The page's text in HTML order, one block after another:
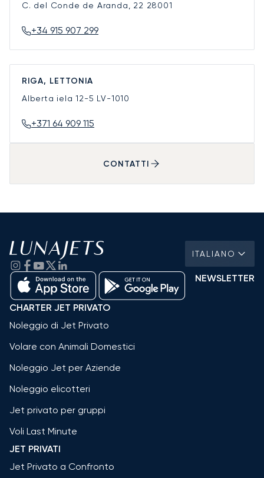
C. del Conde de Aranda, 22 28001
+34 915 907 299
RIGA, LETTONIA
Alberta iela 12-5 LV-1010
+371 64 909 115
CONTATTI
ITALIANO
NEWSLETTER
CHARTER JET PRIVATO
Noleggio di Jet Privato
Volare con Animali Domestici
Noleggio Jet per Aziende
Noleggio elicotteri
Jet privato per gruppi
Voli Last Minute
JET PRIVATI
Jet Privato a Confronto